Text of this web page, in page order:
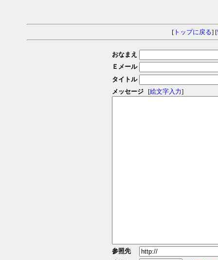
[トップに戻る] [
おなまえ
Ｅメール
タイトル
メッセージ
[絵文字入力]
参照先